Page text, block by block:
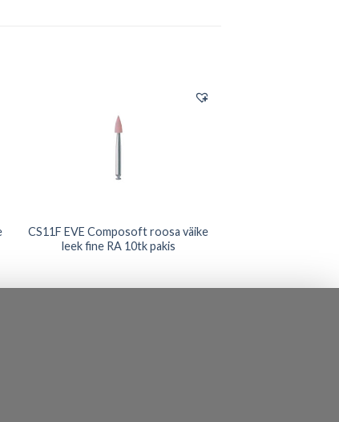
CS11F EVE Composoft roosa väike
leek fine RA 10tk pakis